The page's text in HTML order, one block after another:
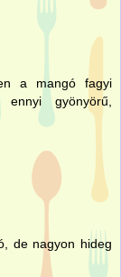
a mangó fagyi
gyönyörű,
de nagyon hideg